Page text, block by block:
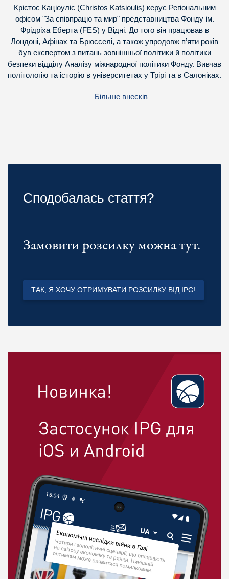
Крістос Каціоуліс (Christos Katsioulis) керує Регіональним
офісом "За співпрацю та мир" представництва Фонду ім.
Фрідріха Еберта (FES) у Відні. До того він працював в
Лондоні, Афінах та Брюсселі, а також упродовж п’яти років
був експертом з питань зовнішньої політики й політики
безпеки відділу Аналізу міжнародної політики Фонду. Вивчав
політологію та історію в університетах у Трірі та в Салоніках.
Більше внесків
Сподобалась стаття?
Замовити розсилку можна тут.
ТАК, Я ХОЧУ ОТРИМУВАТИ РОЗСИЛКУ ВІД IPG!